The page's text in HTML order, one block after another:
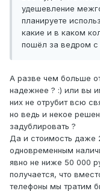
удешевление
планируете
какие и в каком
пошёл за ведром с
А разве чем больше
надежнее ? :) или вы
них не отрубит всю
но ведь и некое
задублировать ?
Да и стоимость даже
одновременным
явно не ниже 50 000
получается, что
телефоны мы тратим